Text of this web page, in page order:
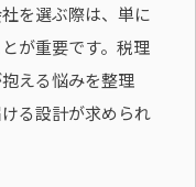
を選ぶ際は、単に
が重要です。税理
える悩みを整理
る設計が求められ